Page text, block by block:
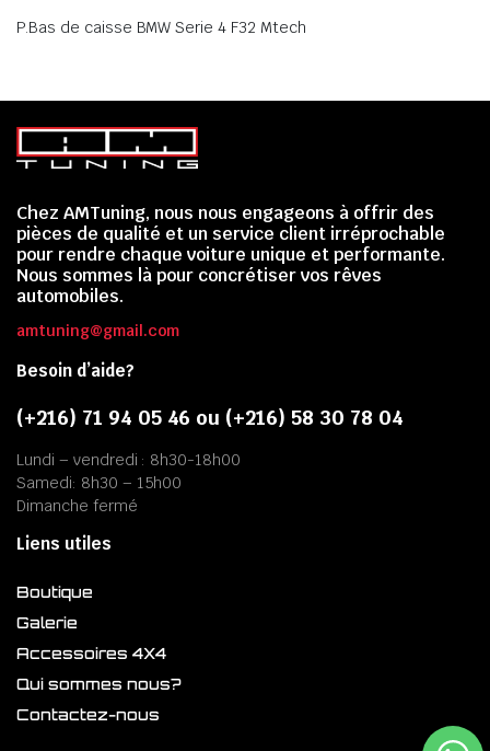
P.Bas de caisse BMW Serie 4 F32 Mtech
Chez AMTuning, nous nous engageons à offrir des
pièces de qualité et un service client irréprochable
pour rendre chaque voiture unique et performante.
Nous sommes là pour concrétiser vos rêves
automobiles.
amtuning@gmail.com
Besoin d’aide?
(+216) 71 94 05 46 ou (+216) 58 30 78 04
Lundi – vendredi : 8h30-18h00
Samedi: 8h30 – 15h00
Dimanche fermé
Liens utiles
Boutique
Galerie
Accessoires 4X4
Qui sommes nous?
Contactez-nous